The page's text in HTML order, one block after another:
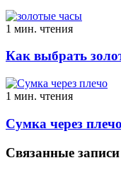
1 мин. чтения
Как выбрать
1 мин. чтения
Сумка через плечо
Связанные записи